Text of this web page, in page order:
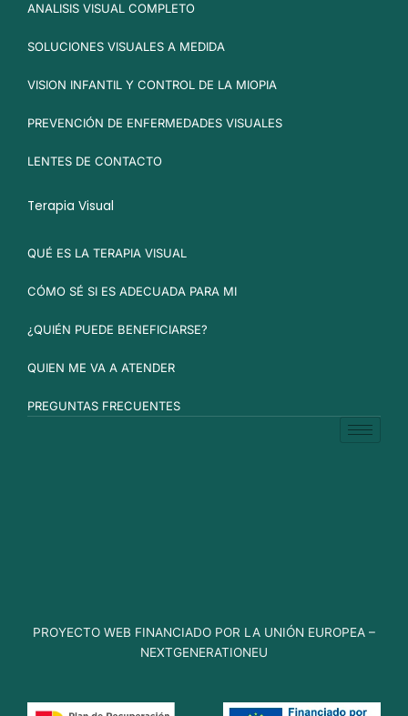
ANALISIS VISUAL COMPLETO
SOLUCIONES VISUALES A MEDIDA
VISION INFANTIL Y CONTROL DE LA MIOPIA
PREVENCIÓN DE ENFERMEDADES VISUALES
LENTES DE CONTACTO
Terapia Visual
QUÉ ES LA TERAPIA VISUAL
CÓMO SÉ SI ES ADECUADA PARA MI
¿QUIÉN PUEDE BENEFICIARSE?
QUIEN ME VA A ATENDER
PREGUNTAS FRECUENTES
PROYECTO WEB FINANCIADO POR LA UNIÓN EUROPEA –
NEXTGENERATIONEU